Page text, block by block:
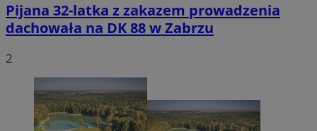
Pijana 32-latka z zakazem prowadzenia
dachowała na DK 88 w Zabrzu
2